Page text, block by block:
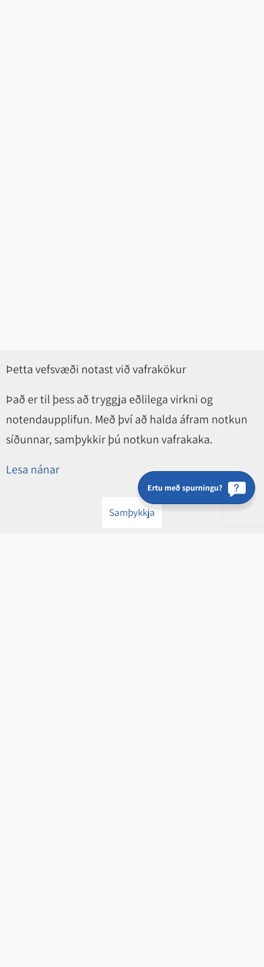
Þetta vefsvæði notast við vafrakökur
Það er til þess að tryggja eðlilega virkni og
notendaupplifun. Með því að halda áfram notkun
síðunnar, samþykkir þú notkun vafrakaka.
Lesa nánar
Samþykkja
Ertu með spurningu?